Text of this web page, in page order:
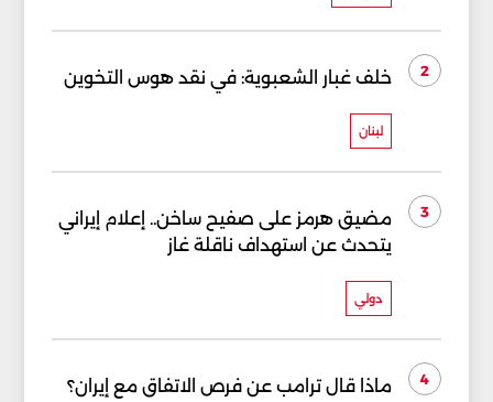
2 خلف غبار الشعبوية: في نقد هوس التخوين
لبنان
3
مضيق هرمز على صفيح ساخن.. إعلام إيراني
يتحدث عن استهداف ناقلة غاز
دولي
4 ماذا قال ترامب عن فرص الاتفاق مع إيران؟